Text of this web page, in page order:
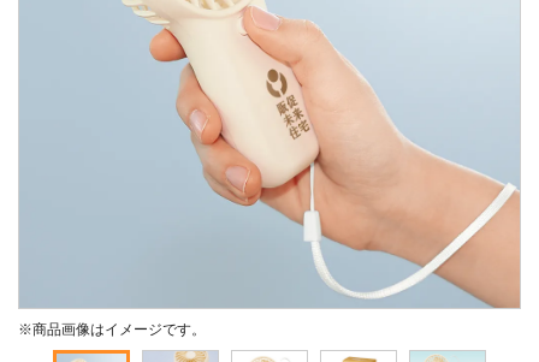
※商品画像はイメージです。